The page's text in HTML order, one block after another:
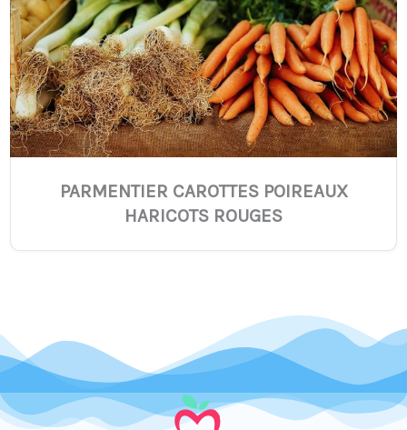
PARMENTIER CAROTTES POIREAUX
HARICOTS ROUGES